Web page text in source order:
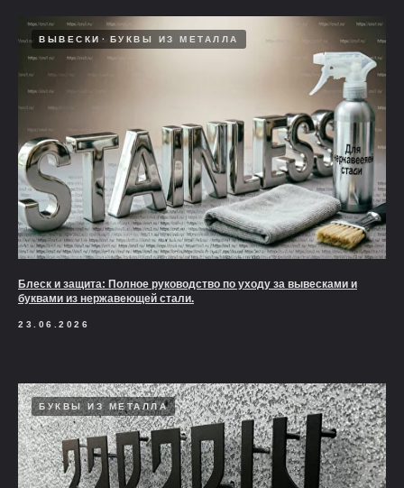
ВЫВЕСКИ БУКВЫ ИЗ МЕТАЛЛА
Блеск и защита: Полное руководство по уходу за вывесками и
буквами из нержавеющей стали.
23.06.2026
БУКВЫ ИЗ МЕТАЛЛА